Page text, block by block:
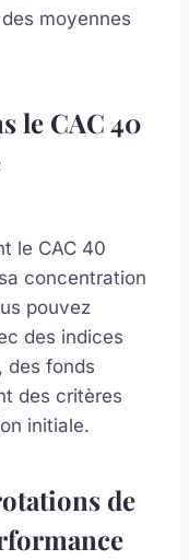
moyennes
le CAC 40
le CAC 40
concentration
pouvez
des indices
des fonds
des critères
initiale.
de